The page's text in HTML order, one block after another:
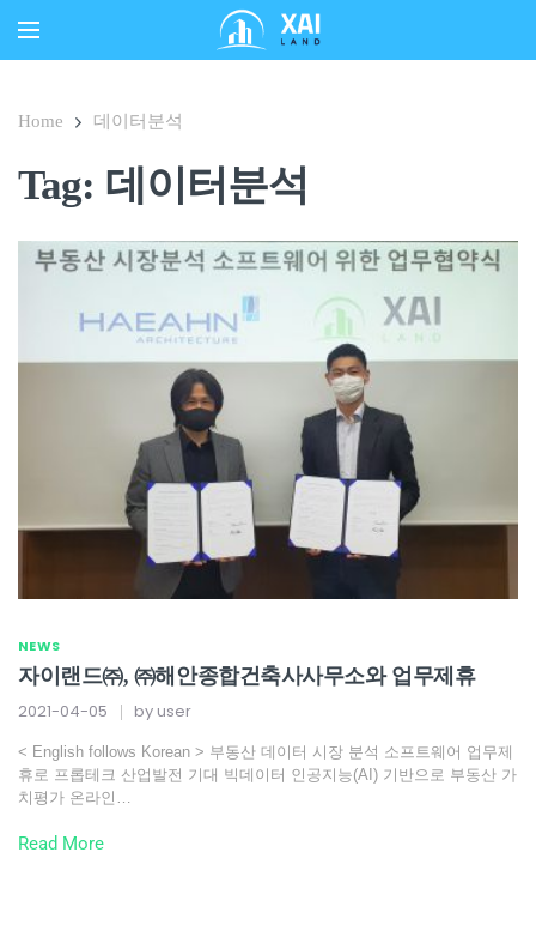
Home 데이터분석
Tag: 데이터분석
NEWS
자이랜드㈜, ㈜해안종합건축사사무소와 업무제휴
2021-04-05 by user
< English follows Korean > 부동산 데이터 시장 분석 소프트웨어 업무제
휴로 프롭테크 산업발전 기대 빅데이터 인공지능(AI) 기반으로 부동산 가
치평가 온라인…
Read More